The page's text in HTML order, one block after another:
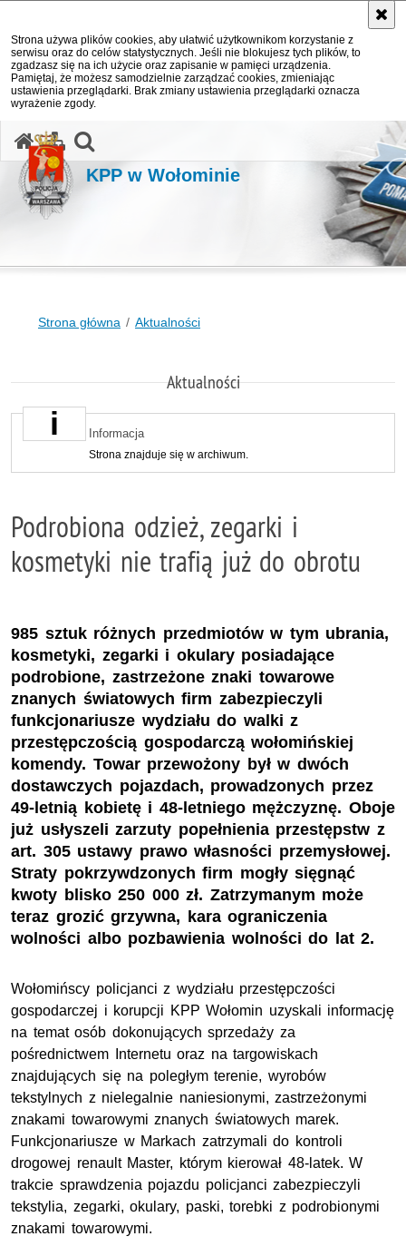
Strona używa plików cookies, aby ułatwić użytkownikom korzystanie z
serwisu oraz do celów statystycznych. Jeśli nie blokujesz tych plików, to
zgadzasz się na ich użycie oraz zapisanie w pamięci urządzenia.
Pamiętaj, że możesz samodzielnie zarządzać cookies, zmieniając
ustawienia przeglądarki. Brak zmiany ustawienia przeglądarki oznacza
wyrażenie zgody.
KPP w Wołominie
Strona główna Aktualności
Aktualności
Informacja
Strona znajduje się w archiwum.
Podrobiona odzież, zegarki i
kosmetyki nie trafią już do obrotu
985 sztuk różnych przedmiotów w tym ubrania,
kosmetyki, zegarki i okulary posiadające
podrobione, zastrzeżone znaki towarowe
znanych światowych firm zabezpieczyli
funkcjonariusze wydziału do walki z
przestępczością gospodarczą wołomińskiej
komendy. Towar przewożony był w dwóch
dostawczych pojazdach, prowadzonych przez
49-letnią kobietę i 48-letniego mężczyznę. Oboje
już usłyszeli zarzuty popełnienia przestępstw z
art. 305 ustawy prawo własności przemysłowej.
Straty pokrzywdzonych firm mogły sięgnąć
kwoty blisko 250 000 zł. Zatrzymanym może
teraz grozić grzywna, kara ograniczenia
wolności albo pozbawienia wolności do lat 2.
Wołomińscy policjanci z wydziału przestępczości
gospodarczej i korupcji KPP Wołomin uzyskali informację
na temat osób dokonujących sprzedaży za
pośrednictwem Internetu oraz na targowiskach
znajdujących się na poległym terenie, wyrobów
tekstylnych z nielegalnie naniesionymi, zastrzeżonymi
znakami towarowymi znanych światowych marek.
Funkcjonariusze w Markach zatrzymali do kontroli
drogowej renault Master, którym kierował 48-latek. W
trakcie sprawdzenia pojazdu policjanci zabezpieczyli
tekstylia, zegarki, okulary, paski, torebki z podrobionymi
znakami towarowymi.